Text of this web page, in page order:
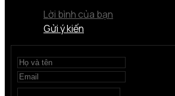
Lời bình của bạn
Gửi ý kiến